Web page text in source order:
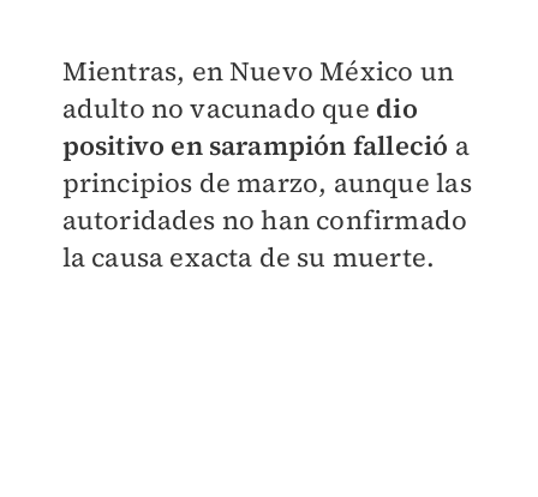
Mientras, en Nuevo México un
adulto no vacunado que dio
positivo en sarampión falleció a
principios de marzo, aunque las
autoridades no han confirmado
la causa exacta de su muerte.